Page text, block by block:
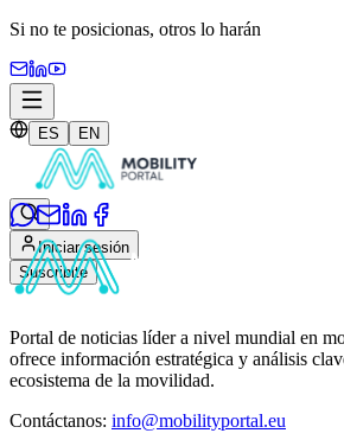
Si no te posicionas, otros lo harán
ES EN
Iniciar sesión
Suscribite
Portal de noticias líder a nivel mundial en
ofrece información estratégica y análisis
ecosistema de la movilidad.
Contáctanos: info@mobilityportal.eu